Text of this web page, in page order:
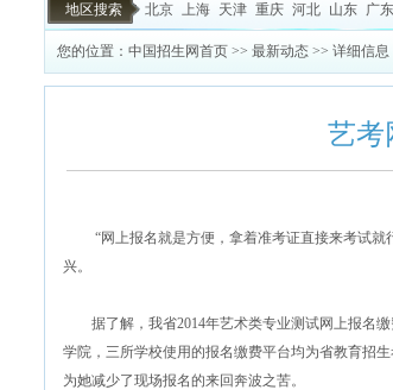
地区搜索 北京 上海 天津 重庆 河北 山东 广东
您的位置： 中国招生网首页 >> 最新动态 >> 详细信息
艺考
“网上报名就是方便，拿着准考证直接来考试就
兴。
据了解，我省2014年艺术类专业测试网上报名缴
学院，三所学校使用的报名缴费平台均为省教育招
为她减少了现场报名的来回奔波之苦。